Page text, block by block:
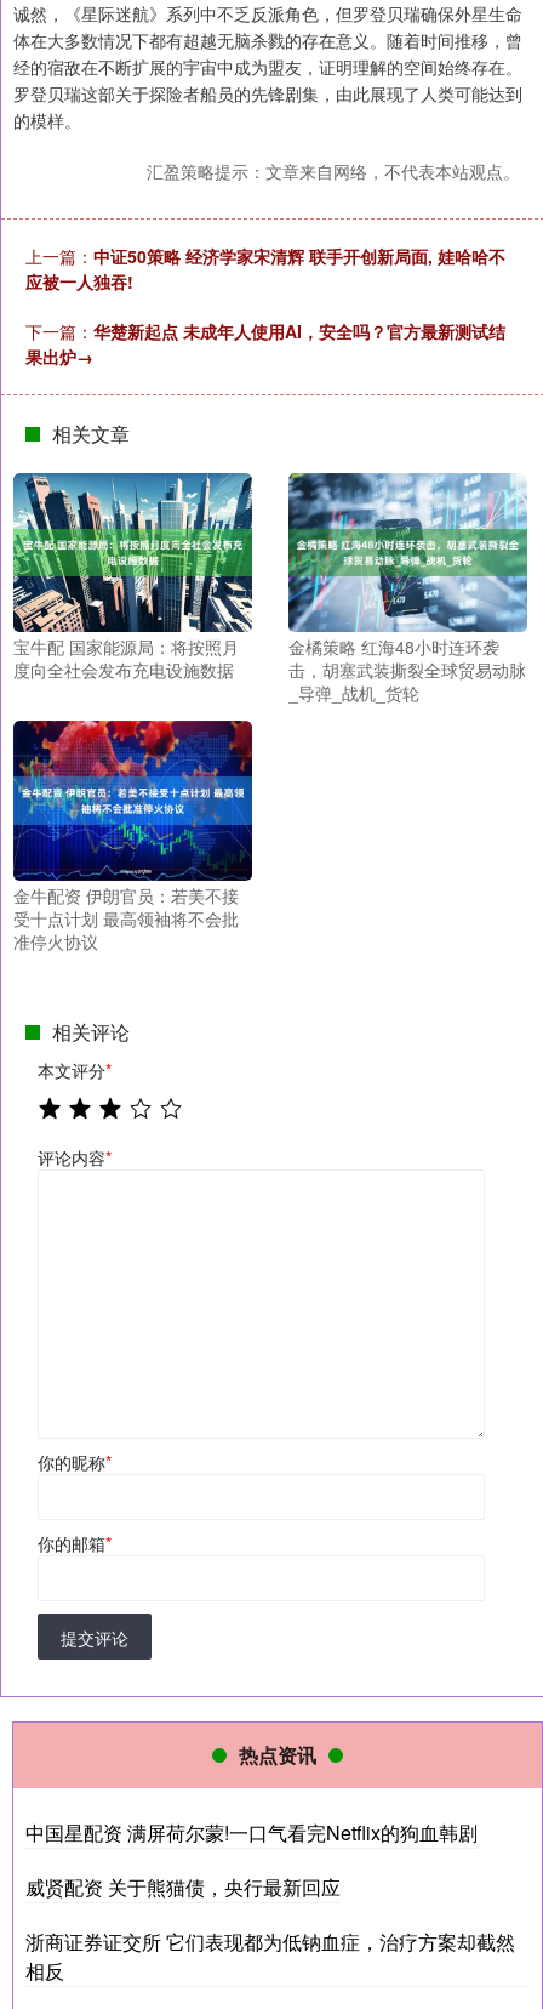
诚然，《星际迷航》系列中不乏反派角色，但罗登贝瑞确保外星生命
体在大多数情况下都有超越无脑杀戮的存在意义。随着时间推移，曾
经的宿敌在不断扩展的宇宙中成为盟友，证明理解的空间始终存在。
罗登贝瑞这部关于探险者船员的先锋剧集，由此展现了人类可能达到
的模样。
汇盈策略提示：文章来自网络，不代表本站观点。
上一篇： 中证50策略 经济学家宋清辉 联手开创新局面, 娃哈哈不
应被一人独吞!
下一篇： 华楚新起点 未成年人使用AI，安全吗？官方最新测试结
果出炉→
相关文章
宝牛配 国家能源局：将按照月
度向全社会发布充电设施数据
金橘策略 红海48小时连环袭
击，胡塞武装撕裂全球贸易动脉
_导弹_战机_货轮
金牛配资 伊朗官员：若美不接
受十点计划 最高领袖将不会批
准停火协议
相关评论
本文评分*
评论内容*
你的昵称*
你的邮箱*
提交评论
热点资讯
中国星配资 满屏荷尔蒙!一口气看完Netflix的狗血韩剧
威贤配资 关于熊猫债，央行最新回应
浙商证券证交所 它们表现都为低钠血症，治疗方案却截然
相反